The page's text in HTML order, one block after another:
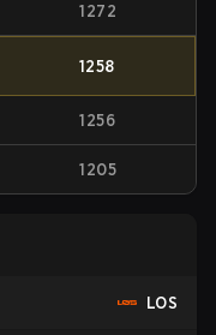
1272
1258
1256
1205
LOS